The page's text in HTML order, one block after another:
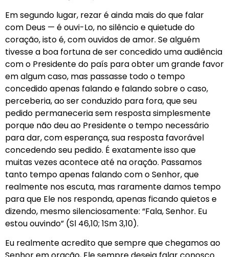
Em segundo lugar, rezar é ainda mais do que falar
com Deus — é ouvi-Lo, no silêncio e quietude do
coração, isto é, com ouvidos de amor. Se alguém
tivesse a boa fortuna de ser concedido uma audiência
com o Presidente do país para obter um grande favor
em algum caso, mas passasse todo o tempo
concedido apenas falando e falando sobre o caso,
perceberia, ao ser conduzido para fora, que seu
pedido permaneceria sem resposta simplesmente
porque não deu ao Presidente o tempo necessário
para dar, com esperança, sua resposta favorável
concedendo seu pedido. É exatamente isso que
muitas vezes acontece até na oração. Passamos
tanto tempo apenas falando com o Senhor, que
realmente nos escuta, mas raramente damos tempo
para que Ele nos responda, apenas ficando quietos e
dizendo, mesmo silenciosamente: “Fala, Senhor. Eu
estou ouvindo” (Sl 46,10; 1Sm 3,10).
Eu realmente acredito que sempre que chegamos ao